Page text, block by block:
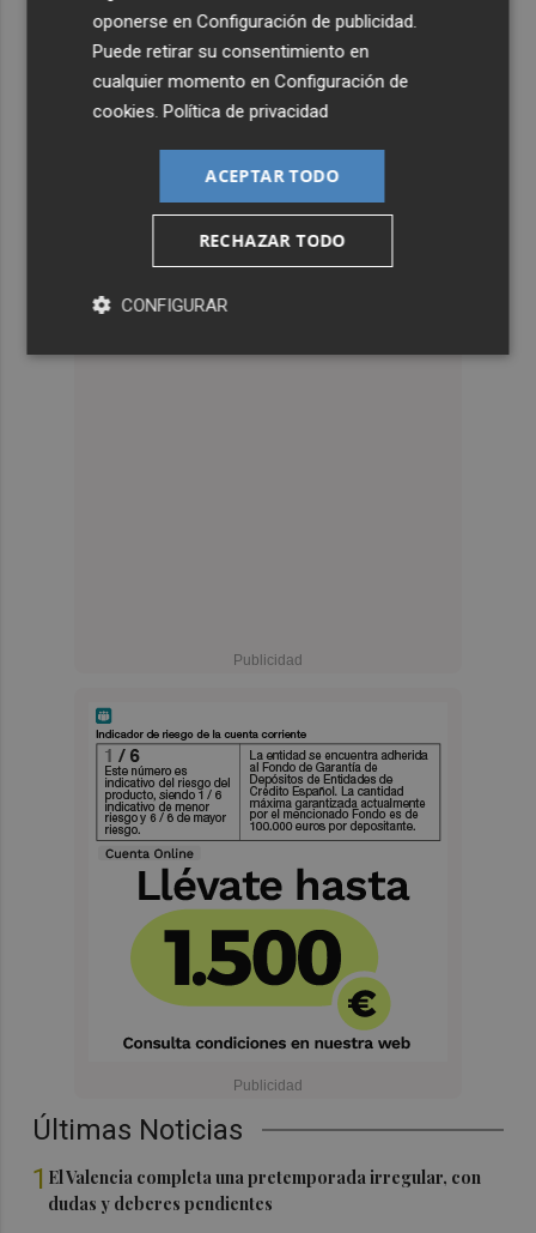
Últimas Noticias
1 El Valencia completa una pretemporada irregular, con
dudas y deberes pendientes
oponerse enConfiguración de publicidad.
Puede retirar su consentimiento en
cualquier momento enConfiguración de
cookies.Política de privacidad
ACEPTAR TODO
RECHAZAR TODO
CONFIGURAR